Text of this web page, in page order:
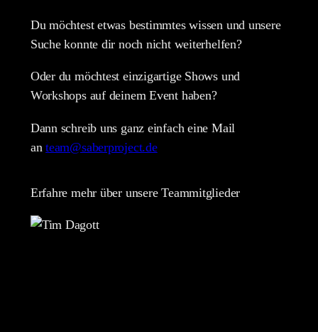
Du möchtest etwas bestimmtes wissen und unsere
Suche konnte dir noch nicht weiterhelfen?
Oder du möchtest einzigartige Shows und
Workshops auf deinem Event haben?
Dann schreib uns ganz einfach eine Mail
anteam@saberproject.de
Erfahre mehr über unsere Teammitglieder